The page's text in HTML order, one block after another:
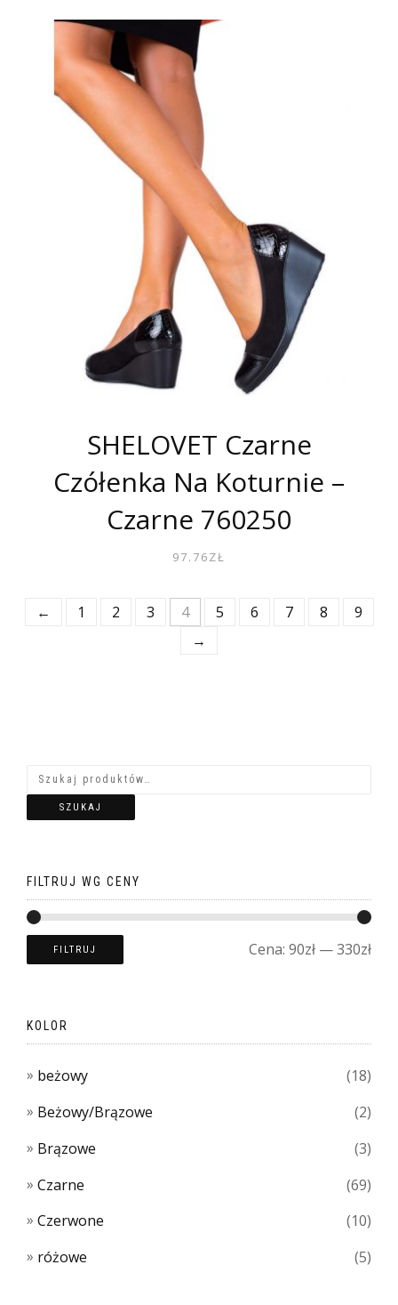
SHELOVET Czarne
Czółenka Na Koturnie –
Czarne 760250
97.76ZŁ
← 1 2 3 4 5 6 7 8
9
→
SZUKAJ
FILTRUJ WG CENY
FILTRUJ Cena: 90zł —330zł
KOLOR
beżowy
(18)
Beżowy/Brązowe
(2)
Brązowe
(3)
Czarne
(69)
Czerwone
(10)
różowe
(5)